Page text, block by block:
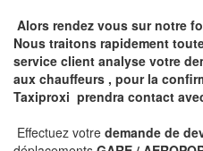
Alors rendez vous sur notre
Nous traitons rapidement
service client analyse votre
aux chauffeurs , pour la
Taxiproxi prendra contact
Effectuez votre demande de